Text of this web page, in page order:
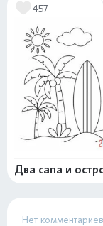
457
Два сапа и
Нет